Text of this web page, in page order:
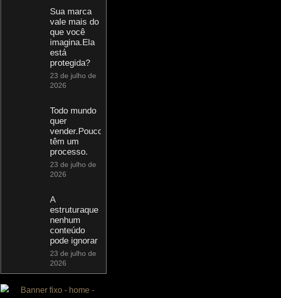
Sua marca
vale mais do
que você
imagina.Ela
está
protegida?
23 de julho de
2026
Todo mundo
quer
vender.Poucos
têm um
processo.
23 de julho de
2026
A
estruturaque
nenhum
conteúdo
pode ignorar
23 de julho de
2026